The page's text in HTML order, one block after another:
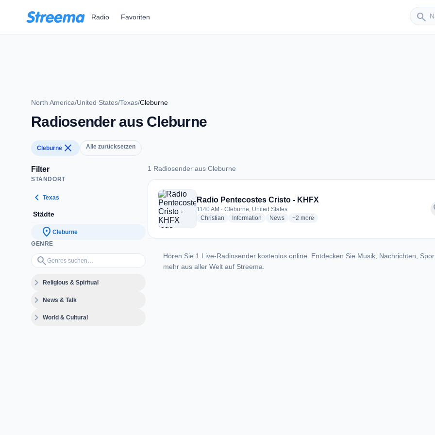
Radio Favoriten search
Sender
North America/United States/Texas/Cleburne
Radiosender aus Cleburne
Cleburne close Alle zurücksetzen
Filter
STANDORT
chevron_left Texas
Städte
location_on Cleburne
GENRE
search
Genres suchen…
expand_moreReligious & Spiritual
expand_moreNews & Talk
expand_moreWorld & Cultural
1 Radiosender aus Cleburne
1 Radiosender aus Cleburne
Radio Pentecostes Cristo - KHFX
1140 AM · Cleburne, United States
Christian radio stations
Information radio stations
Newsradio stations
+2 more genres for Radio Pentecostes Cristo - KHFX
more
Hören Sie 1 Live-Radiosender kostenlos online. Entdecken Sie Musik, Nachrichten,
mehr aus aller Welt auf Streema.